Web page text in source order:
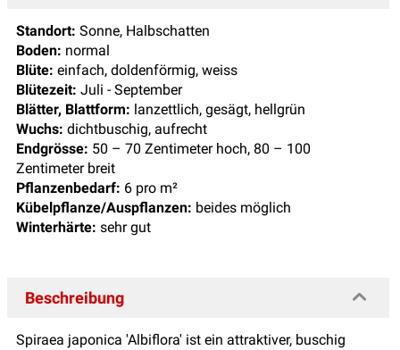
Standort: Sonne, Halbschatten
Boden: normal
Blüte: einfach, doldenförmig, weiss
Blütezeit: Juli - September
Blätter, Blattform: lanzettlich, gesägt, hellgrün
Wuchs: dichtbuschig, aufrecht
Endgrösse: 50 – 70 Zentimeter hoch, 80 – 100
Zentimeter breit
Pflanzenbedarf: 6 pro m²
Kübelpflanze/Auspflanzen: beides möglich
Winterhärte: sehr gut
Beschreibung
Spiraea japonica 'Albiflora' ist ein attraktiver, buschig